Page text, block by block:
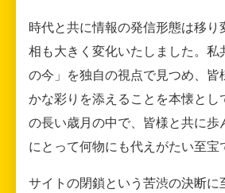
時代と共に情報の発信形態は移り
相も大きく変化いたしました。私
の今」を独自の視点で見つめ、皆
かな彩りを添えることを本懐とし
の長い歳月の中で、皆様と共に歩
にとって何物にも代えがたい至宝
サイトの閉鎖という苦渋の決断に